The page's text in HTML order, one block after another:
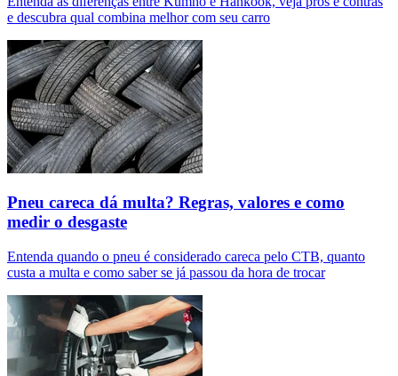
e descubra qual combina melhor com seu carro
Pneu careca dá multa? Regras, valores e como
medir o desgaste
Entenda quando o pneu é considerado careca pelo CTB, quanto
custa a multa e como saber se já passou da hora de trocar